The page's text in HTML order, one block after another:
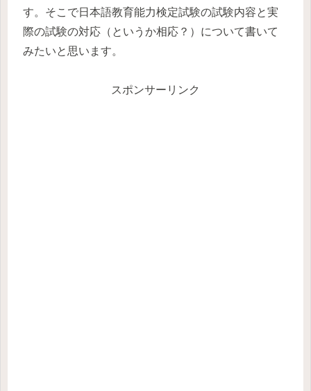
す。そこで日本語教育能力検定試験の試験内容と実
際の試験の対応（というか相応？）について書いて
みたいと思います。
スポンサーリンク